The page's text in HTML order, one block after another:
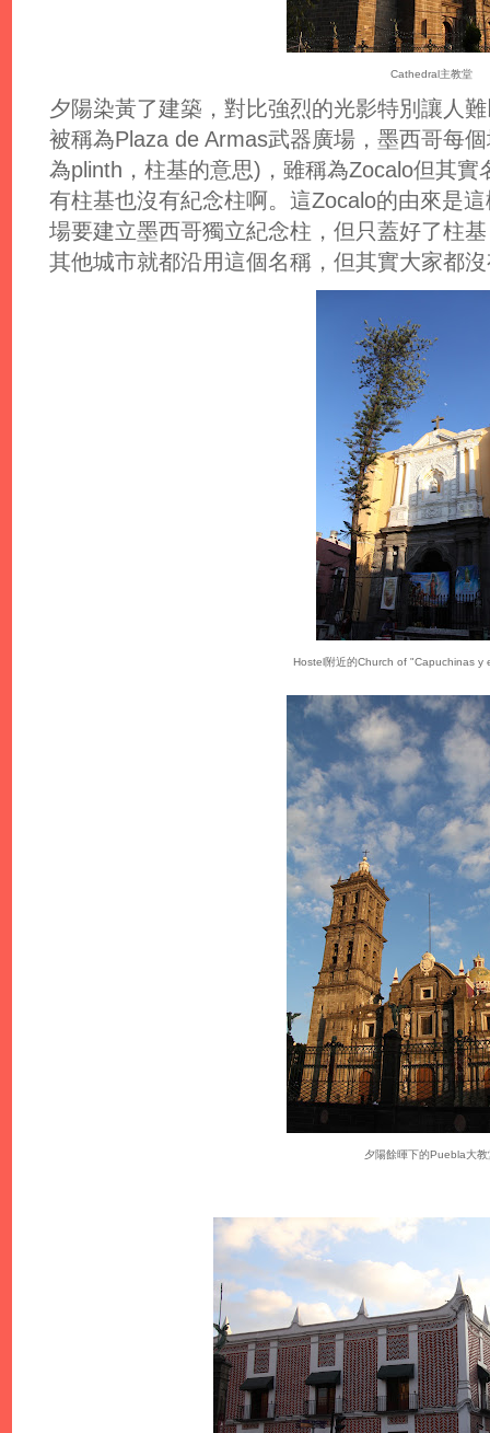
Cathedral主教堂
夕陽染黃了建築，對比強烈的光影特別讓人
被稱為Plaza de Armas武器廣場，墨西哥每
為plinth，柱基的意思)，雖稱為Zocalo但其
有柱基也沒有紀念柱啊。這Zocalo的由來是
場要建立墨西哥獨立紀念柱，但只蓋好了柱
其他城市就都沿用這個名稱，但其實大家都
Hostel附近的Church of "Capuchinas y
夕陽餘暉下的Puebla大教